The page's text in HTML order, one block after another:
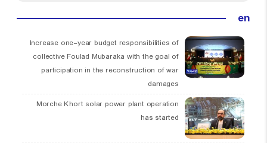
en
Increase one-year budget responsibilities of
collective Foulad Mubaraka with the goal of
participation in the reconstruction of war
damages
Morche Khort solar power plant operation
has started